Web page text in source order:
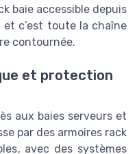
baie accessible depuis
c’est toute la chaîne
contournée.
et protection
aux baies serveurs et
par des armoires rack
avec des systèmes